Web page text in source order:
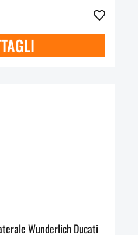
Wunderlich Ducati